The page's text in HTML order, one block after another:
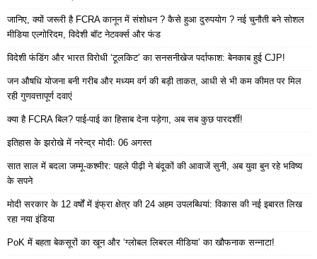
जानिए, क्यों जरूरी है FCRA कानून में संशोधन ? कैसे हुआ दुरुपयोग ? नई चुनौती बने सोशल
मीडिया एल्गोरिदम, विदेशी बॉट नेटवर्क्स और फंड
विदेशी फंडिंग और भारत विरोधी ‘टूलकिट’ का सनसनीखेज पर्दाफाश: बेनकाब हुई CJP!
जन औषधि योजना बनी गरीब और मध्यम वर्ग की बड़ी ताकत, आधी से भी कम कीमत पर मिल
रही गुणवत्तापूर्ण दवाएं
क्या है FCRA बिल? पाई-पाई का हिसाब देना पड़ेगा, अब सब कुछ पारदर्शी!
इतिहास के झरोखे में नरेन्द्र मोदीः 06 अगस्त
सात साल में बदला जम्मू-कश्मीर: पहले पीढ़ी ने बंदूकों की आवाजें सुनी, अब युवा बुन रहे भविष्य
के सपने
मोदी सरकार के 12 वर्षों में इंफ्रा क्षेत्र की 24 अहम उपलब्धियां: विकास की नई इबारत लिख
रहा नया इंडिया
PoK में बहता बेकसूरों का खून और ‘ग्लोबल लिबरल मीडिया’ का खौफनाक सन्नाटा!